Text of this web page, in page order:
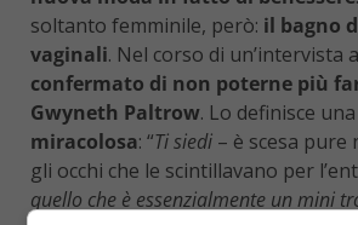
soltanto femminile, però: il bagno
vaginali. Nel corso di un’intervista
confermato di non poterne più
Gwyneth Paltrow. Lo definisce una
miracolosa: “Ti siedi – è scesa pure
gli occhi che le scintillavano per
quello che è essenzialmente un mini